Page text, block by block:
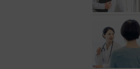
だといいます
「最初の週
何から手を